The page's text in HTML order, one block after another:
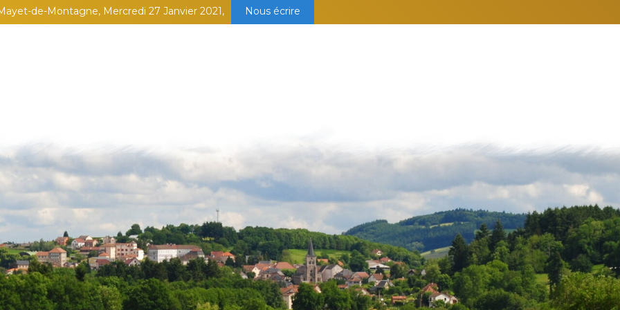
de-Montagne, Mercredi 27 Janvier 2021, Nous écrire